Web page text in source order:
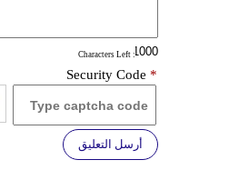
: Characters Left
Security Code *
أرسل التعليق